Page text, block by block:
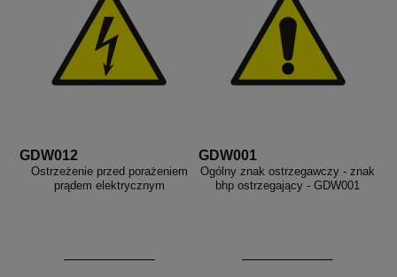
GDW012
Ostrzeżenie przed porażeniem
prądem elektrycznym
GDW001
Ogólny znak ostrzegawczy - znak
bhp ostrzegający - GDW001